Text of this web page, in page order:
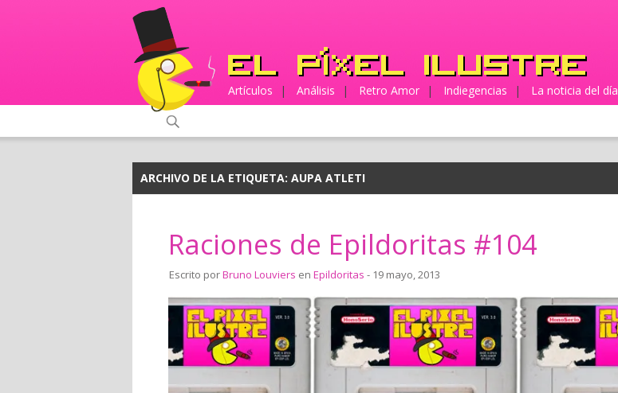
Artículos | Análisis | Retro Amor | Indiegencias | La noticia del día
ARCHIVO DE LA ETIQUETA: AUPA ATLETI
Raciones de Epildoritas #104
Escrito porBruno Louviers en Epildoritas - 19 mayo, 2013